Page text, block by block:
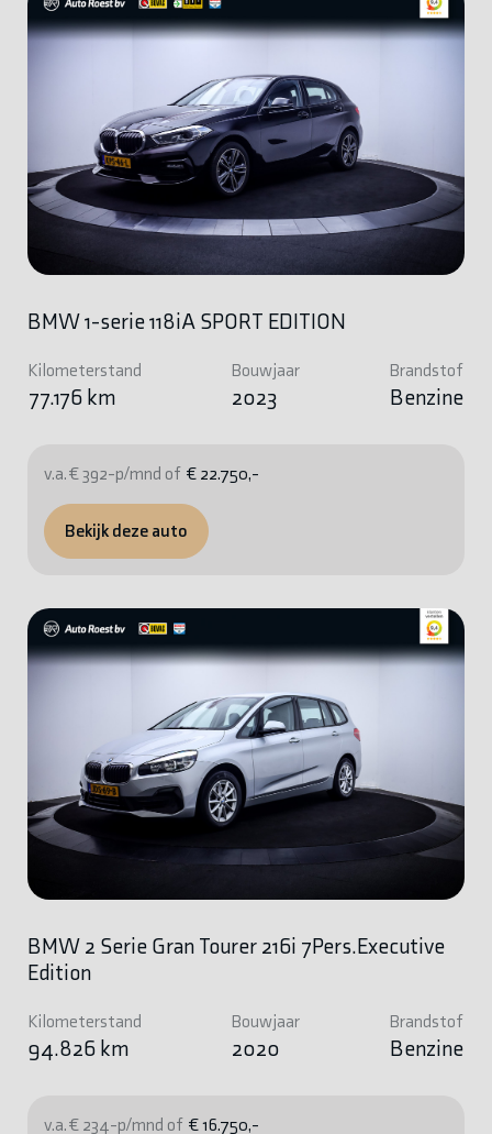
BMW 1-serie 118iA SPORT EDITION
Kilometerstand
77.176 km
Bouwjaar
2023
Brandstof
Benzine
v.a. € 392-p/mnd of € 22.750,-
Bekijk deze auto
BMW 2 Serie Gran Tourer 216i 7Pers.Executive
Edition
Kilometerstand
94.826 km
Bouwjaar
2020
Brandstof
Benzine
v.a. € 234-p/mnd of € 16.750,-